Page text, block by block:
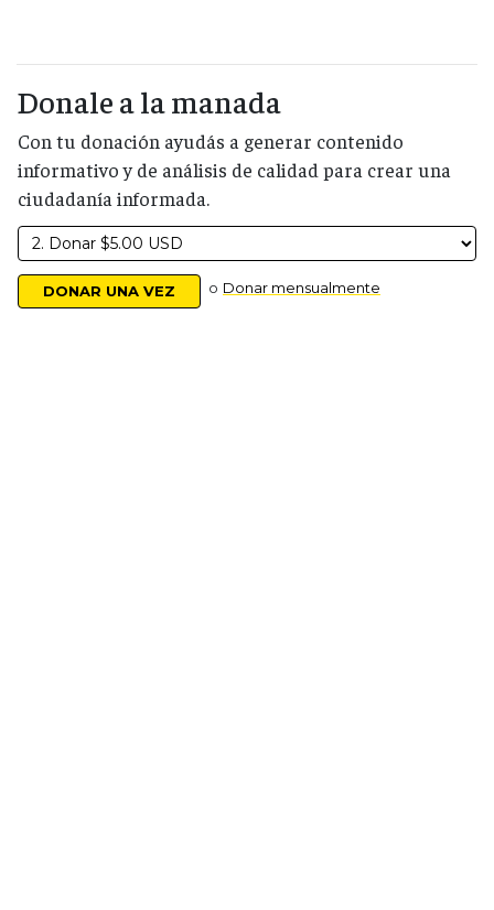
Donale a la manada
Con tu donación ayudás a generar contenido
informativo y de análisis de calidad para crear una
ciudadanía informada.
o Donar mensualmente